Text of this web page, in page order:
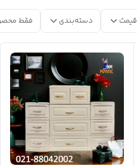
قیمت دسته‌بندی فقط